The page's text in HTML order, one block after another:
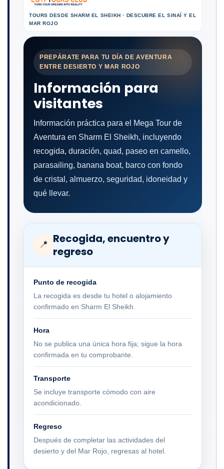
TOURS DESDE SHARM EL SHEIKH · DESCUBRE EL SINAÍ Y EL
MAR ROJO
PREPÁRATE PARA TU DÍA DE AVENTURA
ENTRE DESIERTO Y MAR ROJO
Información para
visitantes
Información práctica para el Mega Tour de
Aventura en Sharm El Sheikh, incluyendo
recogida, duración, quad, paseo en camello,
parasailing, banana boat, barco con fondo
de cristal, almuerzo, seguridad, idoneidad y
qué llevar.
📍
Recogida, encuentro y
regreso
Punto de recogida
La recogida es desde tu hotel o alojamiento
confirmado en Sharm El Sheikh.
Hora
No se publica una única hora fija; sigue la hora
confirmada en tu comprobante.
Transporte
Se incluye transporte cómodo con aire
acondicionado.
Regreso
Después de completar las actividades del
desierto y del Mar Rojo, regresas al hotel.